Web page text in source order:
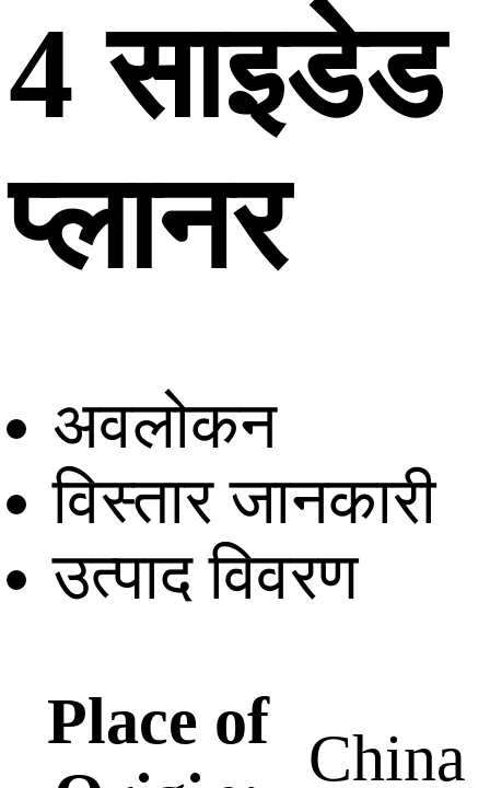
4 साइडेड
प्लानर
अवलोकन
विस्तार जानकारी
उत्पाद विवरण
Place of
China